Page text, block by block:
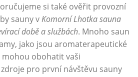
si také ověřit provozní
sauny vKomorní Lhotka sauna
době a službách. Mnoho saun
jako jsou aromaterapeutické
obohatit vaši
pro první návštěvu sauny